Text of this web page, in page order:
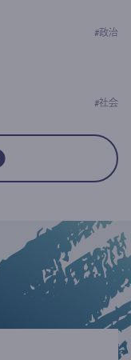
#政治
#社会